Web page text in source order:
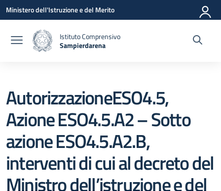
Vai ai contenuti
Vai al menu di navigazione
Vai al footer
Ministero dell'Istruzione e del Merito
Istituto Comprensivo
Sampierdarena
AutorizzazioneESO4.5,
Azione ESO4.5.A2 – Sotto
azione ESO4.5.A2.B,
interventi di cui al decreto del
Ministro dell’istruzione e del